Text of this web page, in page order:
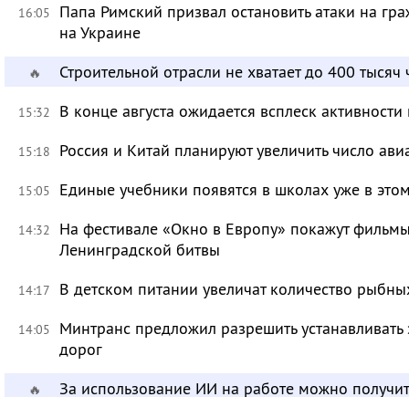
16:05
Папа Римский призвал остановить атаки на
на Украине
🔥 Строительной отрасли не хватает до 400 тысяч
15:32 В конце августа ожидается всплеск
15:18 Россия и Китай планируют увеличить число
15:05 Единые учебники появятся в школах уже в
14:32
На фестивале «Окно в Европу» покажут
Ленинградской битвы
14:17 В детском питании увеличат количество
14:05
Минтранс предложил разрешить
дорог
🔥 За использование ИИ на работе можно